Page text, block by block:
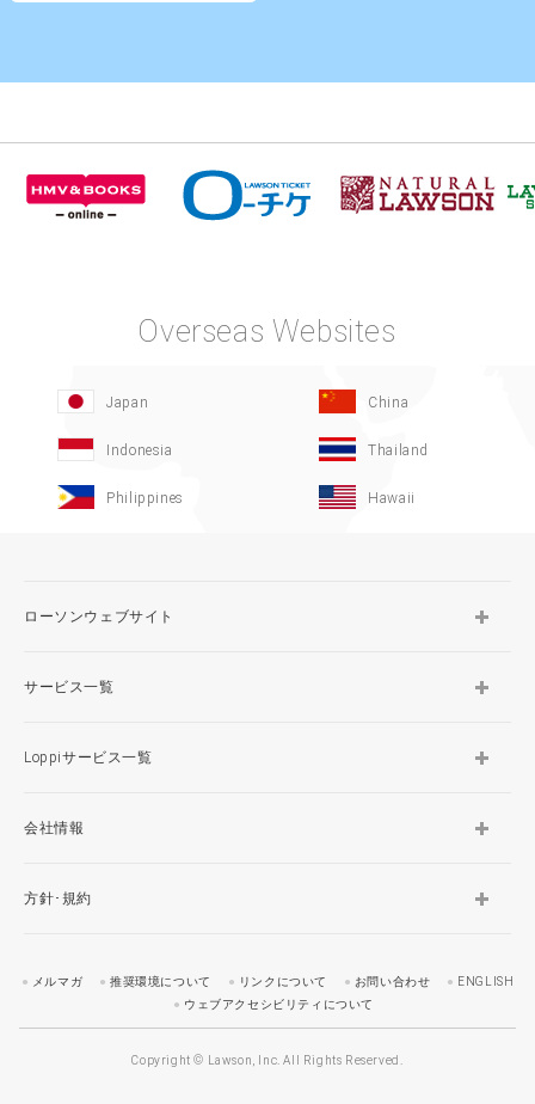
TOP
Overseas Websites
Japan China
Indonesia Thailand
Philippines Hawaii
ローソンウェブサイト
サービス一覧
Loppiサービス一覧
会社情報
方針･規約
メルマガ 推奨環境について リンクについて お問い合わせ
ENGLISH
ウェブアクセシビリティについて
Copyright © Lawson, Inc. All Rights Reserved.